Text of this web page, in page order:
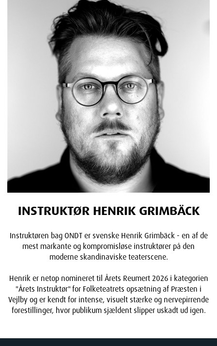
INSTRUKTØR HENRIK GRIMBÄCK
Instruktøren bag ONDT er svenske Henrik Grimbäck - en af de
mest markante og kompromisløse instruktører på den
moderne skandinaviske teaterscene.
Henrik er netop nomineret til Årets Reumert 2026 i kategorien
"Årets Instruktør" for Folketeatrets opsætning af Præsten i
Vejlby og er kendt for intense, visuelt stærke og nervepirrende
forestillinger, hvor publikum sjældent slipper uskadt ud igen.